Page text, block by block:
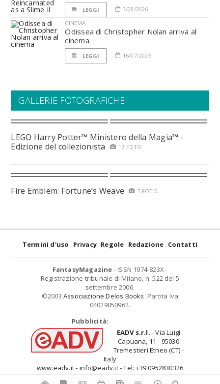
LEGGI
3/08/2026
CINEMA
Odissea di Christopher Nolan arriva al
cinema
LEGGI 16/07/2026
GALLERIE FOTOGRAFICHE
LEGO Harry Potter™ Ministero della Magia™ -
Edizione del collezionista
17 FOTO
Fire Emblem: Fortune’s Weave 5 FOTO
Termini d'uso Privacy Regole Redazione Contatti
FantasyMagazine - ISSN 1974-823X -
Registrazione tribunale di Milano, n. 522 del 5
settembre 2006.
©2003 Associazione Delos Books. Partita Iva
04029050962.
Pubblicità:
EADV s.r.l. - Via Luigi
Capuana, 11 - 95030
Tremestieri Etneo (CT) -
Italy
www.eadv.it - info@eadv.it - Tel: +39.0952830326